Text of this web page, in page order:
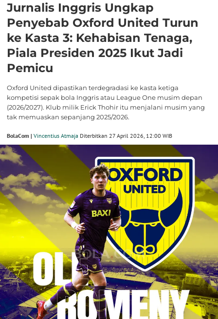
Jurnalis Inggris Ungkap
Penyebab Oxford United Turun
ke Kasta 3: Kehabisan Tenaga,
Piala Presiden 2025 Ikut Jadi
Pemicu
Oxford United dipastikan terdegradasi ke kasta ketiga
kompetisi sepak bola Inggris atau League One musim depan
(2026/2027). Klub milik Erick Thohir itu menjalani musim yang
tak memuaskan sepanjang 2025/2026.
BolaCom | Vincentius Atmaja Diterbitkan 27 April 2026, 12:00 WIB